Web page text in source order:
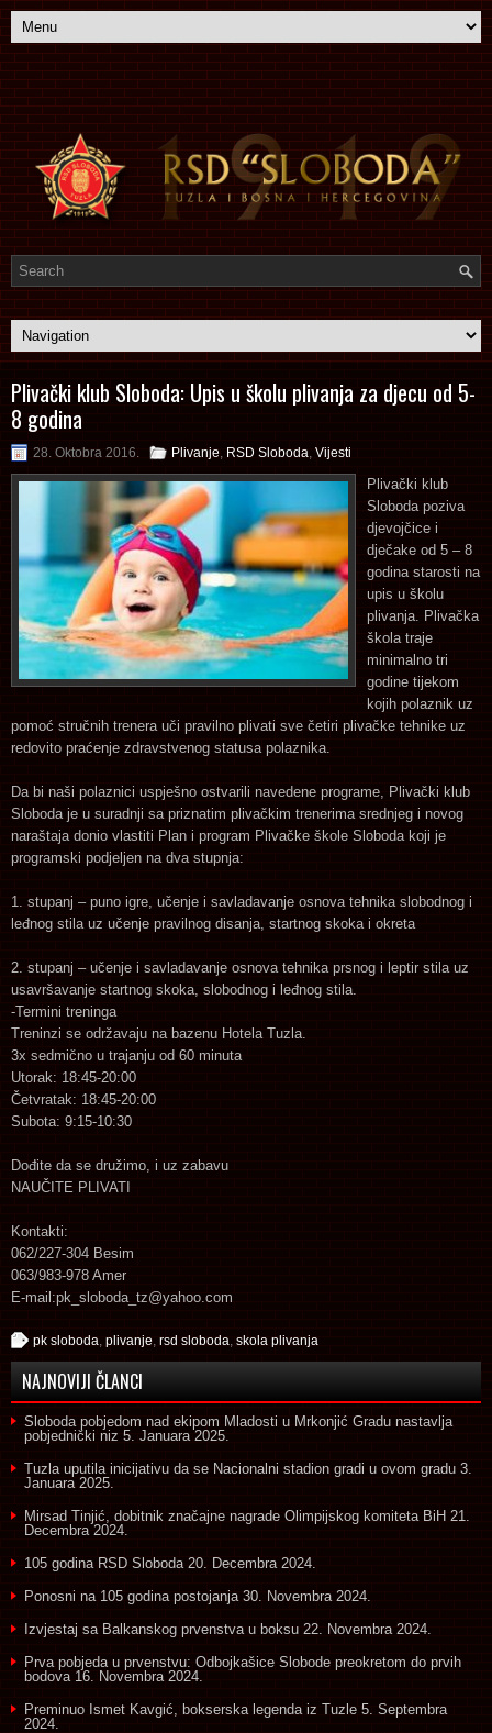
Plivački klub Sloboda: Upis u školu plivanja za djecu od 5-
8 godina
28. Oktobra 2016. Plivanje RSD Sloboda Vijesti
Plivački klub
Sloboda poziva
djevojčice i
dječake od 5 – 8
godina starosti na
upis u školu
plivanja. Plivačka
škola traje
minimalno tri
godine tijekom
kojih polaznik uz
pomoć stručnih trenera uči pravilno plivati sve četiri plivačke tehnike uz
redovito praćenje zdravstvenog statusa polaznika.
Da bi naši polaznici uspješno ostvarili navedene programe, Plivački klub
Sloboda je u suradnji sa priznatim plivačkim trenerima srednjeg i novog
naraštaja donio vlastiti Plan i program Plivačke škole Sloboda koji je
programski podjeljen na dva stupnja:
1. stupanj – puno igre, učenje i savladavanje osnova tehnika slobodnog i
leđnog stila uz učenje pravilnog disanja, startnog skoka i okreta
2. stupanj – učenje i savladavanje osnova tehnika prsnog i leptir stila uz
usavršavanje startnog skoka, slobodnog i leđnog stila.
-Termini treninga
Treninzi se održavaju na bazenu Hotela Tuzla.
3x sedmično u trajanju od 60 minuta
Utorak: 18:45-20:00
Četvratak: 18:45-20:00
Subota: 9:15-10:30
Dođite da se družimo, i uz zabavu
NAUČITE PLIVATI
Kontakti:
062/227-304 Besim
063/983-978 Amer
E-mail:pk_sloboda_tz@yahoo.com
pk sloboda plivanje rsd sloboda skola plivanja
NAJNOVIJI ČLANCI
Sloboda pobjedom nad ekipom Mladosti u Mrkonjić Gradu nastavlja
pobjednički niz 5. Januara 2025.
Tuzla uputila inicijativu da se Nacionalni stadion gradi u ovom gradu 3.
Januara 2025.
Mirsad Tinjić, dobitnik značajne nagrade Olimpijskog komiteta BiH 21.
Decembra 2024.
105 godina RSD Sloboda 20. Decembra 2024.
Ponosni na 105 godina postojanja 30. Novembra 2024.
Izvjestaj sa Balkanskog prvenstva u boksu 22. Novembra 2024.
Prva pobjeda u prvenstvu: Odbojkašice Slobode preokretom do prvih
bodova 16. Novembra 2024.
Preminuo Ismet Kavgić, bokserska legenda iz Tuzle 5. Septembra
2024.